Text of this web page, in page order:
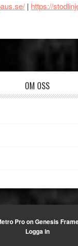
| https://
OM OSS
ProonGenesis
Logga in